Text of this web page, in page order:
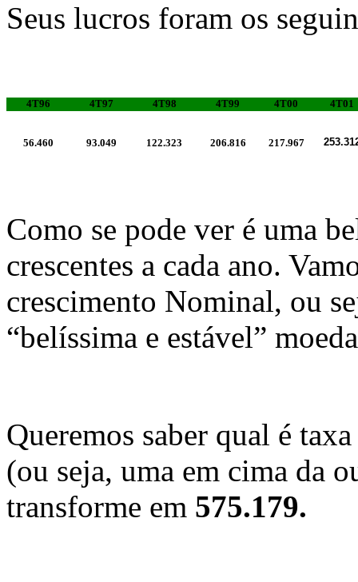
Seus lucros foram os
4T96 4T97 4T98 4T99 4T00 4T01
56.460 93.049 122.323 206.816 217.967
Como se pode ver é uma
crescentes a cada ano.
crescimento Nominal, ou
“belíssima e estável”
Queremos saber qual é
(ou seja, uma em cima da
transforme em 575.179.